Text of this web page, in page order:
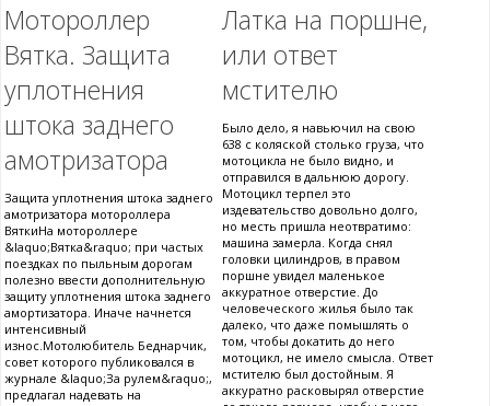
Мотороллер
Вятка. Защита
уплотнения
штока заднего
амотризатора
Защита уплотнения штока заднего
амотризатора мотороллера
ВяткиНа мотороллере
&laquo;Вятка&raquo; при частых
поездках по пыльным дорогам
полезно ввести дополнительную
защиту уплотнения штока заднего
амортизатора. Иначе начнется
интенсивный
износ.Мотолюбитель Беднарчик,
совет которого публиковался в
журнале &laquo;За рулем&raquo;,
предлагал надевать на
Латка на поршне,
или ответ
мстителю
Было дело, я навьючил на свою
638 с коляской столько груза, что
мотоцикла не было видно, и
отправился в дальнюю дорогу.
Мотоцикл терпел это
издевательство довольно долго,
но месть пришла неотвратимо:
машина замерла. Когда снял
головки цилиндров, в правом
поршне увидел маленькое
аккуратное отверстие. До
человеческого жилья было так
далеко, что даже помышлять о
том, чтобы докатить до него
мотоцикл, не имело смысла. Ответ
мстителю был достойным. Я
аккуратно расковырял отверстие